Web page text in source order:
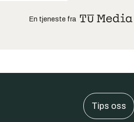
En tjeneste fra
Tips oss